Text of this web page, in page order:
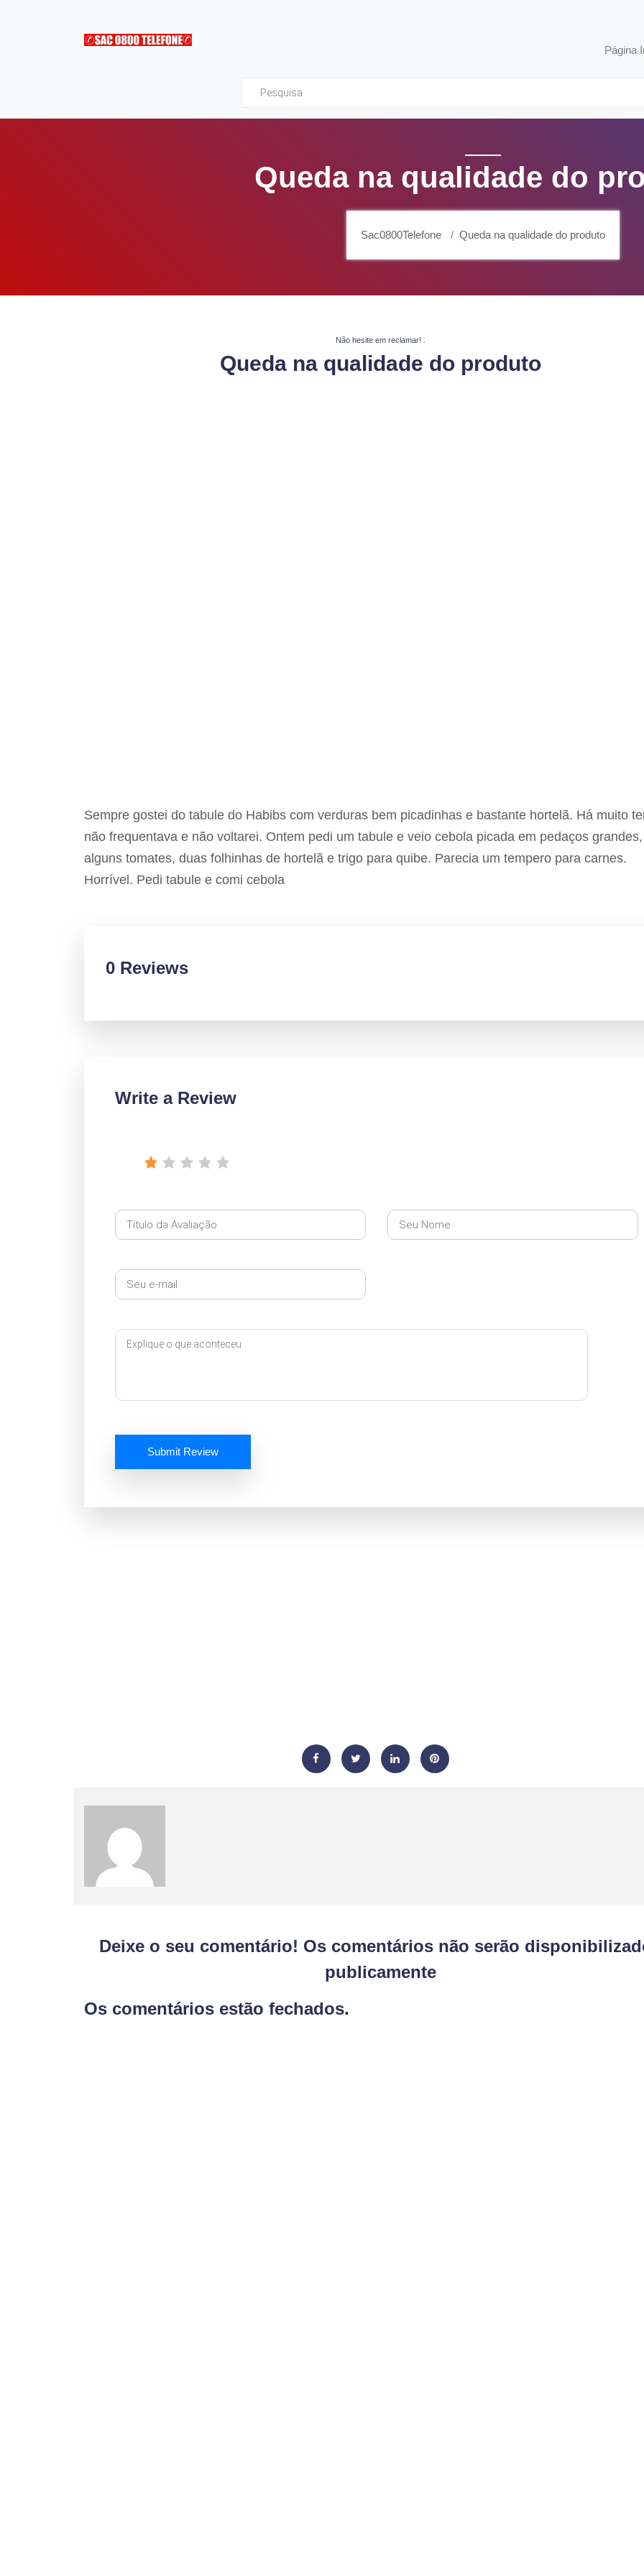
Sac0800Telefone
Página
Queda na qualidade do
Sac0800Telefone Queda na qualidade do produto
Não hesite em reclamar!
Queda na qualidade do produto
Sempre gostei do tabule do Habibs com verduras bem picadinhas e bastante hortelã. Há muito
não frequentava e não voltarei. Ontem pedi um tabule e veio cebola picada em pedaços grandes,
alguns tomates, duas folhinhas de hortelã e trigo para quibe. Parecia um tempero para carnes.
Horrível. Pedi tabule e comi cebola
0 Reviews
Write a Review
Submit Review
Deixe o seu comentário! Os comentários não serão
publicamente
Os comentários estão fechados.